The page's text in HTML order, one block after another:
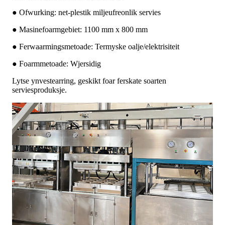
● Ofwurking: net-plestik miljeufreonlik servies
● Masinefoarmgebiet: 1100 mm x 800 mm
● Ferwaarmingsmetoade: Termyske oalje/elektrisiteit
● Foarmmetoade: Wjersidig
Lytse ynvestearring, geskikt foar ferskate soarten
serviesproduksje.